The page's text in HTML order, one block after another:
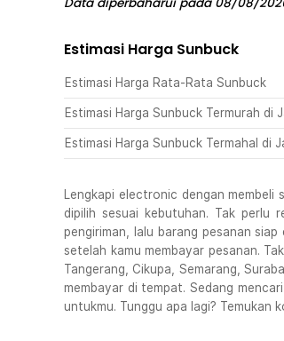
Estimasi Harga Sunbuck
Estimasi Harga Rata-Rata Sunbuck
Estimasi Harga Sunbuck Termurah di
Estimasi Harga Sunbuck Termahal di
Lengkapi electronic dengan
dipilih sesuai kebutuhan. Tak perlu
pengiriman, lalu barang pesanan
setelah kamu membayar pesanan.
Tangerang, Cikupa, Semarang,
membayar di tempat. Sedang
untukmu. Tunggu apa lagi?